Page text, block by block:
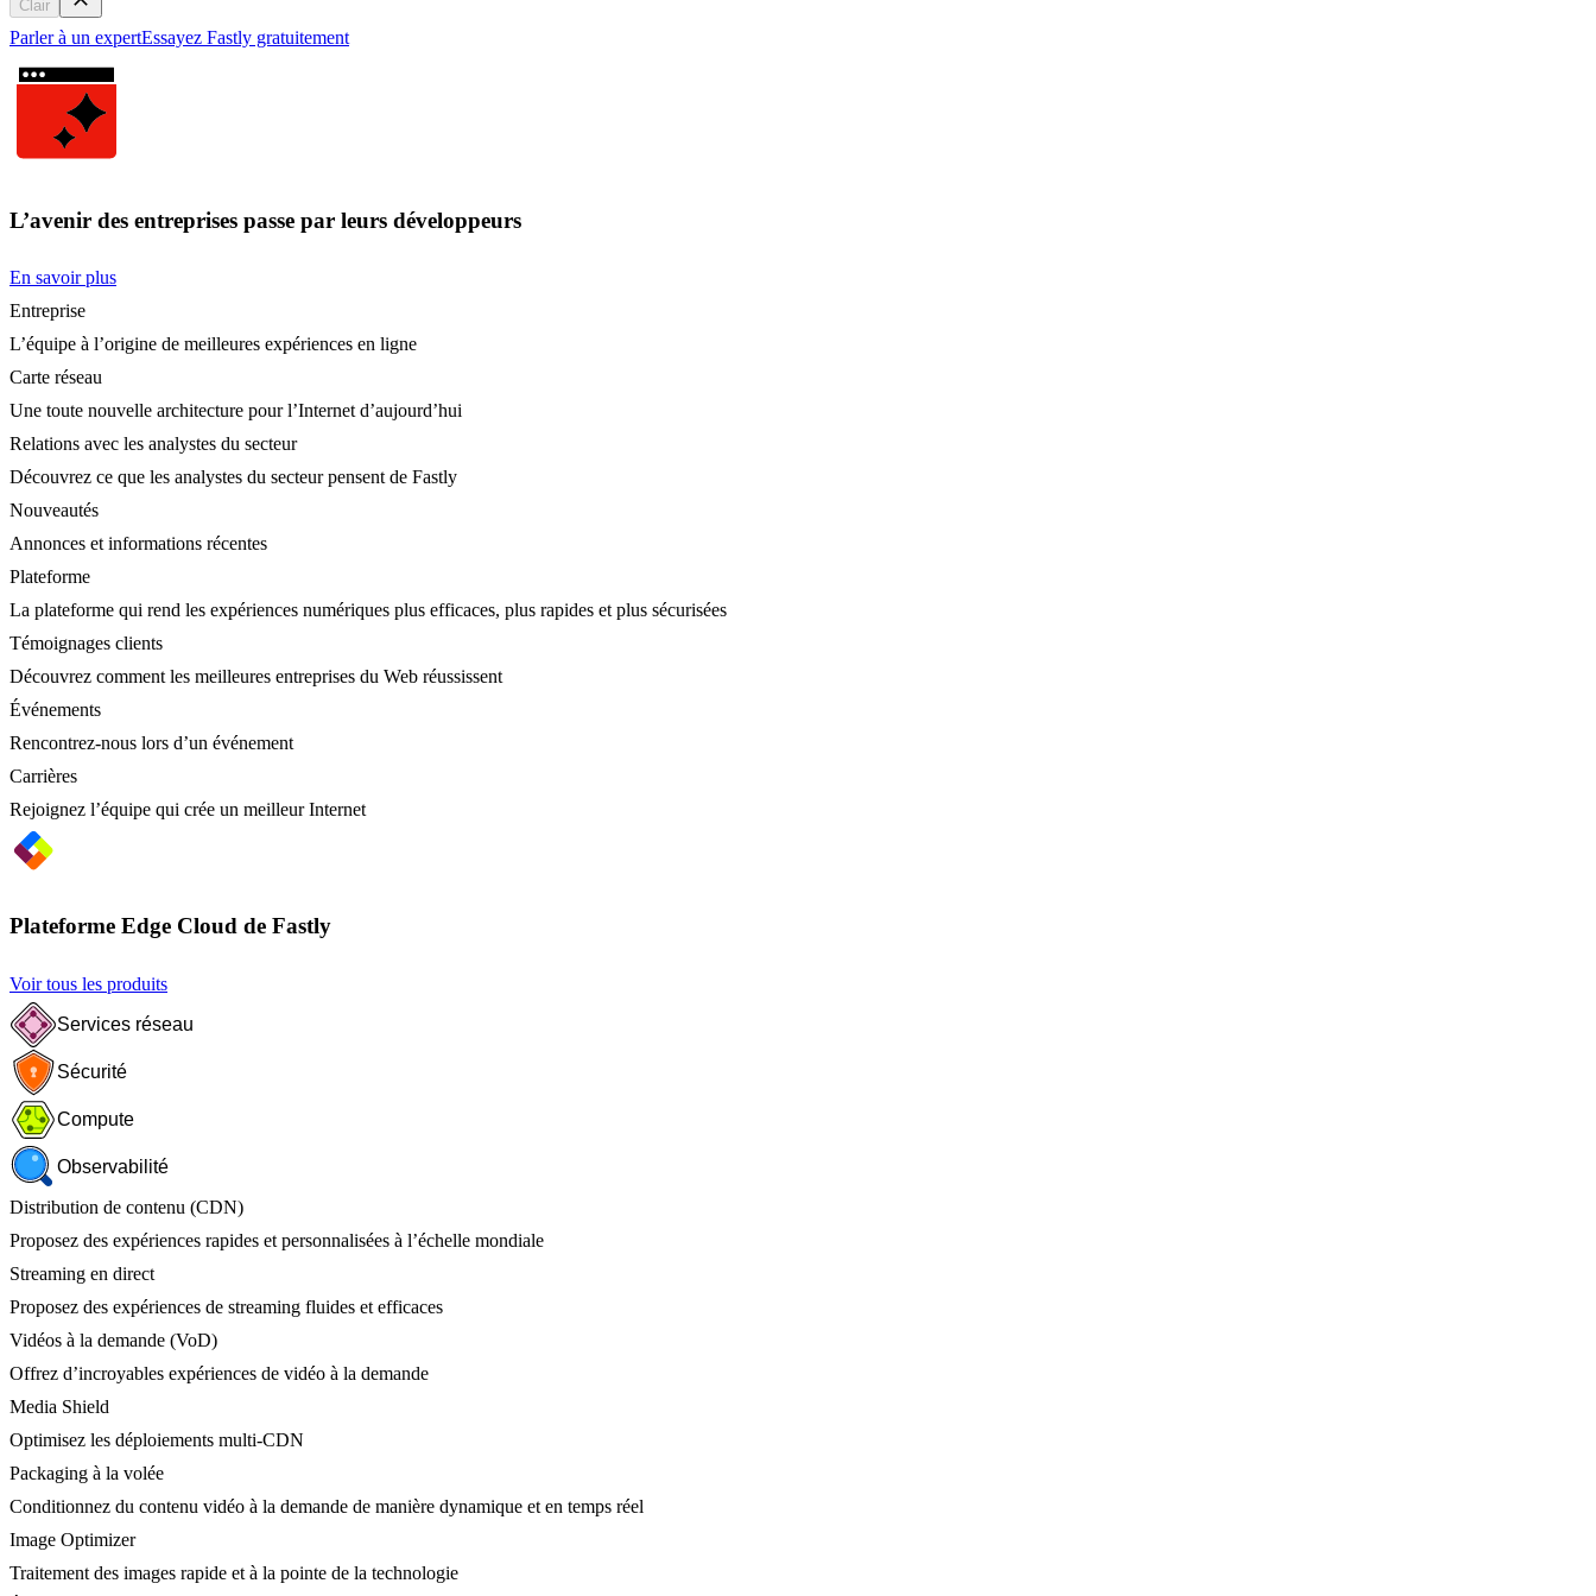
Clair
Parler à un expertEssayez Fastly gratuitement
L’avenir des entreprises passe par leurs développeurs
En savoir plus
Entreprise
L’équipe à l’origine de meilleures expériences en ligne
Carte réseau
Une toute nouvelle architecture pour l’Internet d’aujourd’hui
Relations avec les analystes du secteur
Découvrez ce que les analystes du secteur pensent de Fastly
Nouveautés
Annonces et informations récentes
Plateforme
La plateforme qui rend les expériences numériques plus efficaces, plus rapides et plus sécurisées
Témoignages clients
Découvrez comment les meilleures entreprises du Web réussissent
Événements
Rencontrez-nous lors d’un événement
Carrières
Rejoignez l’équipe qui crée un meilleur Internet
Plateforme Edge Cloud de Fastly
Voir tous les produits
Services réseau
Sécurité
Compute
Observabilité
Distribution de contenu (CDN)
Proposez des expériences rapides et personnalisées à l’échelle mondiale
Streaming en direct
Proposez des expériences de streaming fluides et efficaces
Vidéos à la demande (VoD)
Offrez d’incroyables expériences de vidéo à la demande
Media Shield
Optimisez les déploiements multi-CDN
Packaging à la volée
Conditionnez du contenu vidéo à la demande de manière dynamique et en temps réel
Image Optimizer
Traitement des images rapide et à la pointe de la technologie